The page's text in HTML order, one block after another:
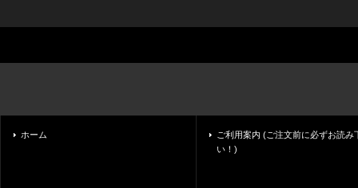
ホーム
ご利用案内 (ご注文前に必ずお読み
い！)